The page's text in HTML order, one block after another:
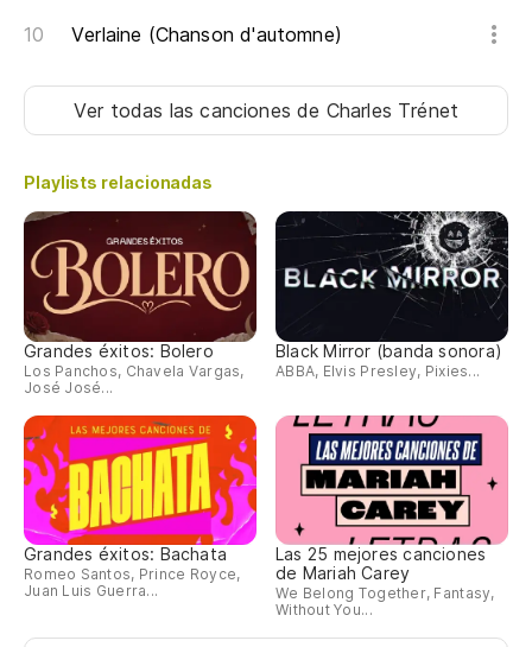
Verlaine (Chanson d'automne)
Ver todas las cancionesde Charles Trénet
Playlists relacionadas
Grandes éxitos: Bolero
Los Panchos, Chavela Vargas,
José José...
Black Mirror (banda sonora)
ABBA, Elvis Presley, Pixies...
Grandes éxitos: Bachata
Romeo Santos, Prince Royce,
Juan Luis Guerra...
Las 25 mejores canciones
de Mariah Carey
We Belong Together, Fantasy,
Without You...